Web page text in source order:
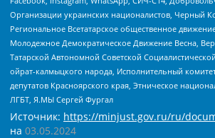
Организации украинских националистов, Черный
Региональное Всетатарское общественное
Молодежное Демократическое Движение Весна,
Татарской Автономной Советской
ойрат-калмыцкого народа, Исполнительный
депутатов Красноярского края, Этническое
ЛГБТ, Я.МЫ Сергей Фургал
Источник: https://minjust.gov.ru/ru/
на 03.05.2024